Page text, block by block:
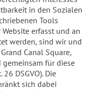
in den Sozialen
Tools
erfasst und an
werden, sind wir und
Canal Square,
gemeinsam für diese
DSGVO). Die
sich dabei